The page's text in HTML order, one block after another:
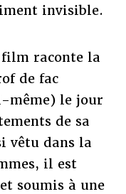
invisible.
raconte la
de fac
même) le jour
de sa
vêtu dans la
il est
soumis à une